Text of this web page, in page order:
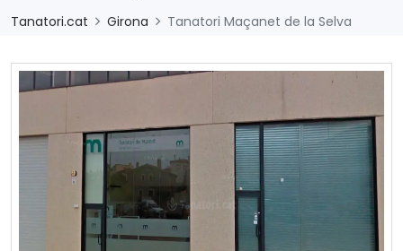
Tanatori.cat Girona Tanatori Maçanet de la Selva